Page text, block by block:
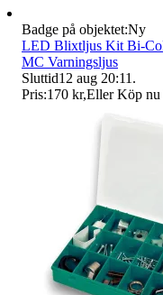
Badge på objektet:Ny
LED Blixtljus Kit Bi-
MC Varningsljus
Sluttid12 aug 20:11 .
Pris:170 kr,Eller Köp nu